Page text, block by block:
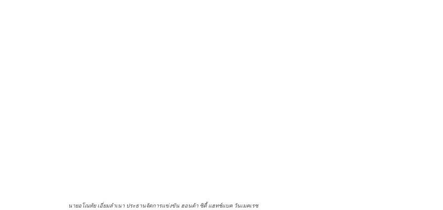
นายอโณทัย เอี่ยมลำเนา ประธานจัดการแข่งขัน ฮอนด้า ซิตี้ แฮทช์แบค วันเมคเรซ